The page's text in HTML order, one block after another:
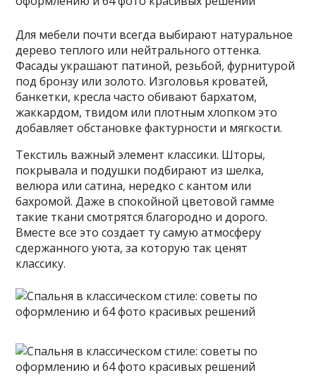
Для мебели почти всегда выбирают натуральное
дерево теплого или нейтрального оттенка.
Фасады украшают патиной, резьбой, фурнитурой
под бронзу или золото. Изголовья кроватей,
банкетки, кресла часто обивают бархатом,
жаккардом, твидом или плотным хлопком это
добавляет обстановке фактурности и мягкости.
Текстиль важный элемент классики. Шторы,
покрывала и подушки подбирают из шелка,
велюра или сатина, нередко с кантом или
бахромой. Даже в спокойной цветовой гамме
такие ткани смотрятся благородно и дорого.
Вместе все это создает ту самую атмосферу
сдержанного уюта, за которую так ценят
классику.